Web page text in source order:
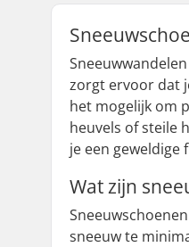
zorgt ervoor dat
het mogelijk om
heuvels of steile
je een
Wat zijn
sneeuw te